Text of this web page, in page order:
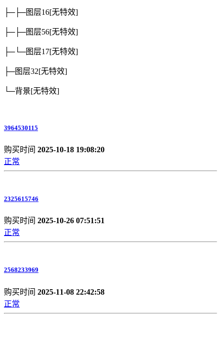
├─├─图层16[无特效]
├─├─图层56[无特效]
├─└─图层17[无特效]
├─图层32[无特效]
└─背景[无特效]
3964530115
购买时间 2025-10-18 19:08:20
正常
2325615746
购买时间 2025-10-26 07:51:51
正常
2568233969
购买时间 2025-11-08 22:42:58
正常